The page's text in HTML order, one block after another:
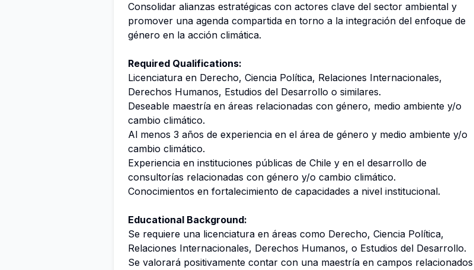
Consolidar alianzas estratégicas con actores clave del sector ambiental y
promover una agenda compartida en torno a la integración del enfoque de
género en la acción climática.
Required Qualifications:
Licenciatura en Derecho, Ciencia Política, Relaciones Internacionales,
Derechos Humanos, Estudios del Desarrollo o similares.
Deseable maestría en áreas relacionadas con género, medio ambiente y/o
cambio climático.
Al menos 3 años de experiencia en el área de género y medio ambiente y/o
cambio climático.
Experiencia en instituciones públicas de Chile y en el desarrollo de
consultorías relacionadas con género y/o cambio climático.
Conocimientos en fortalecimiento de capacidades a nivel institucional.
Educational Background:
Se requiere una licenciatura en áreas como Derecho, Ciencia Política,
Relaciones Internacionales, Derechos Humanos, o Estudios del Desarrollo.
Se valorará positivamente contar con una maestría en campos relacionados